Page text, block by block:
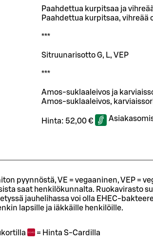
Paahdettua kurpitsaa ja
Paahdettua kurpitsaa,
***
Sitruunarisotto G, L, VEP
***
Amos-suklaaleivos ja
Amos-suklaaleivos,
Hinta: 52,00 €
pyynnöstä, VE = vegaaninen, VEP =
saat henkilökunnalta. Ruokavirasto
jauhelihassa voi olla EHEC-
lapsille ja iäkkäille henkilöille.
= Hinta S-Cardilla